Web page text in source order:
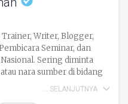
Writer, Blogger,
Seminar, dan
Sering diminta
nara sumber di bidang
Learning, dan PTK. Siapa
SELANJUTNYA